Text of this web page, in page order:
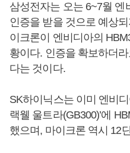
삼성전자는 오는 6~7월 엔
인증을 받을 것으로 예상
이크론이 엔비디아의
황이다. 인증을 확보하더
다는 것이다.
SK하이닉스는 이미 엔비디
랙웰 울트라(GB300)’에
했으며, 마이크론 역시 12